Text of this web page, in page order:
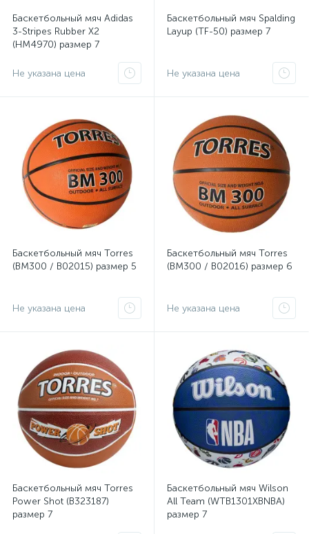
Баскетбольный мяч Adidas
3-Stripes Rubber X2
(HM4970) размер 7
Не указана цена
Баскетбольный мяч Spalding
Layup (TF-50) размер 7
Не указана цена
Баскетбольный мяч Torres
(BM300 / B02015) размер 5
Не указана цена
Баскетбольный мяч Torres
(BM300 / B02016) размер 6
Не указана цена
Баскетбольный мяч Torres
Power Shot (B323187)
размер 7
Баскетбольный мяч Wilson
All Team (WTB1301XBNBA)
размер 7